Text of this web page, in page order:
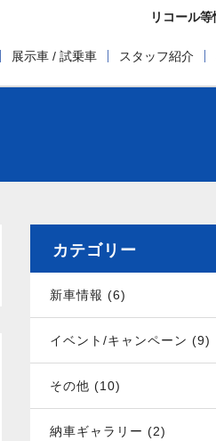
展示車 / 試乗車 スタッフ紹介
リコール等
カテゴリー
新車情報 (6)
イベント/キャンペーン (9)
その他 (10)
納車ギャラリー (2)